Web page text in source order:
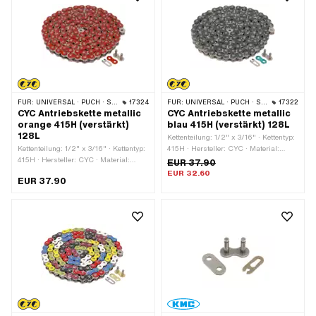
FÜR: UNIVERSAL · PUCH · SACHS · PONY / CILO (BETA 521 & 512) · ZÜNDAPP BELMONDO · TOMOS · BYE BIKE 17324
CYC Antriebskette metallic
orange 415H (verstärkt)
128L
Kettenteilung: 1/2" x 3/16" · Kettentyp:
415H · Hersteller: CYC · Material:
orange · Anzahl Kettenglieder: 128 Stk.
EUR 37.90
FÜR: UNIVERSAL · PUCH · SACHS · PONY / CILO (BETA 521 & 512) · ZÜNDAPP BELMONDO · TOMOS · BYE BIKE 17322
CYC Antriebskette metallic
blau 415H (verstärkt) 128L
Kettenteilung: 1/2" x 3/16" · Kettentyp:
415H · Hersteller: CYC · Material:
Stahl · Oberfläche: lackiert · Farbe:
blau · Anzahl Kettenglieder: 128 Stk. ·
EUR 37.90
EUR 32.60